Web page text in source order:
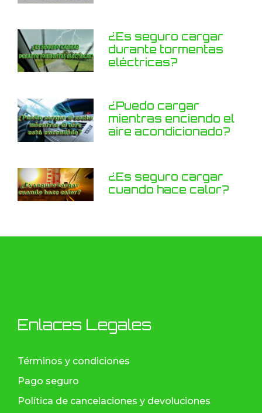
¿Es seguro cargar
durante tormentas
eléctricas?
¿Puedo cargar
mientras enciendo el
aire acondicionado?
¿Es seguro cargar
cuando hace calor?
Enlaces Legales
Términos y condiciones
Pago seguro
Política de cancelaciones y devoluciones